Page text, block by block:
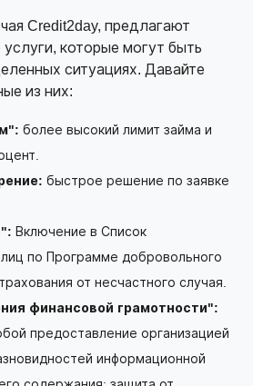
Credit2day, предлагают
которые могут быть
ситуациях. Давайте
из них:
более высокий лимит займа и
быстрое решение по заявке
Включение в Список
по Программе добровольного
от несчастного случая.
финансовой грамотности":
предоставление организацией
информационной